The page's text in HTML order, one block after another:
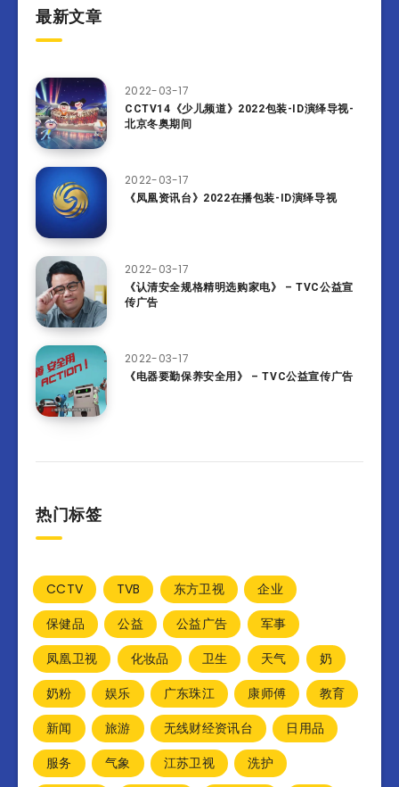
最新文章
2022-03-17
CCTV14《少儿频道》2022包装-ID演绎导视-
北京冬奥期间
2022-03-17
《凤凰资讯台》2022在播包装-ID演绎导视
2022-03-17
《认清安全规格精明选购家电》 – TVC公益宣
传广告
2022-03-17
《电器要勤保养安全用》 – TVC公益宣传广告
热门标签
CCTV TVB 东方卫视
企业
保健品
公益 公益广告
军事
凤凰卫视
化妆品 卫生 天气
奶
奶粉
娱乐 广东珠江 康师傅
教育
新闻
旅游 无线财经资讯台
日用品
服务
气象 江苏卫视
洗护